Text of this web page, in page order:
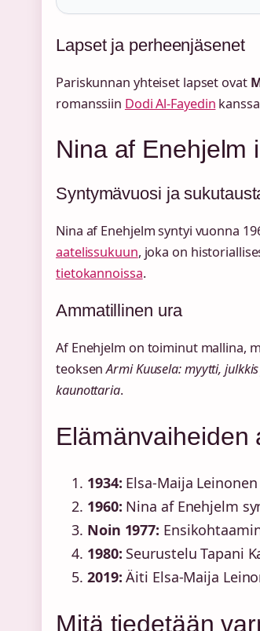
Lapset ja perheenjäsenet
Pariskunnan yhteiset lapset ovat
romanssiin Dodi Al-Fayedin
Nina af Enehjelm
Syntymävuosi ja
Nina af Enehjelm syntyi vuonna
aatelissukuun, joka on
tietokannoissa.
Ammatillinen ura
Af Enehjelm on toiminut mallina,
teoksenArmi Kuusela: myytti,
kaunottaria.
Elämänvaiheiden
1934: Elsa-Maija
1960: Nina af Enehjelm
Noin 1977:
1980: Seurustelu Tapani
2019: Äiti Elsa-Maija
Mitä tiedetään